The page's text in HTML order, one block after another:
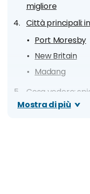
migliore
Città principali:
Port Moresby
New Britain
Madang
Cosa vedere:
Panasia Island
Mostra di più